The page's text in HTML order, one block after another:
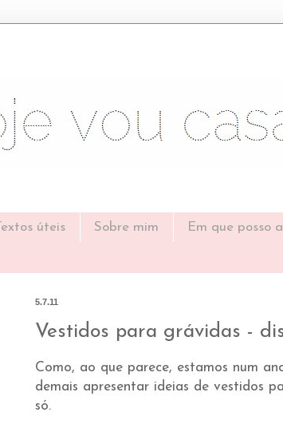
Textos úteis Sobre mim Em que posso
5.7.11
Vestidos para grávidas -
Como, ao que parece, estamos num
demais apresentar ideias de vestidos
só.